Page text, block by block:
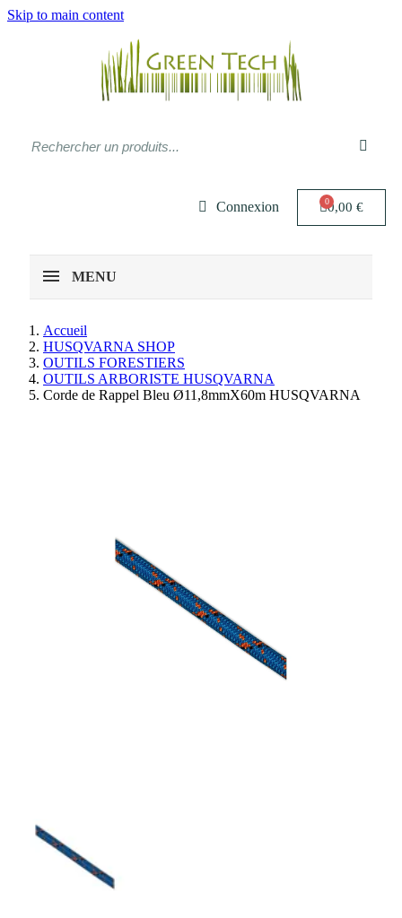
Skip to main content
Connexion 0,00 €
MENU
Accueil
HUSQVARNA SHOP
OUTILS FORESTIERS
OUTILS ARBORISTE HUSQVARNA
Corde de Rappel Bleu Ø11,8mmX60m HUSQVARNA